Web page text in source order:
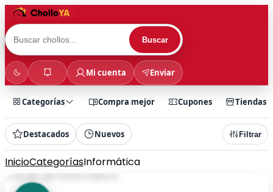
Buscar
Mi cuenta Enviar
Categorías Compra mejor Cupones Tiendas
Destacados Nuevos Filtrar
InicioCategoríasInformática